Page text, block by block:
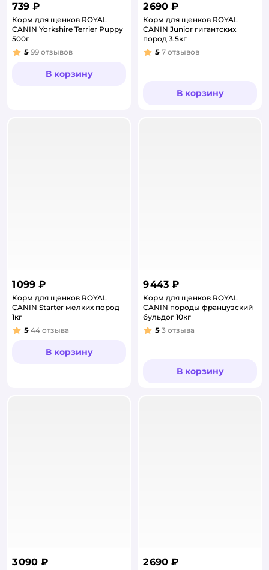
739 ₽
Корм для щенков ROYAL
CANIN Yorkshire Terrier Puppy
500г
Рейтинг:
5 99 отзывов
В корзину
2 690 ₽
Корм для щенков ROYAL
CANIN Junior гигантских
пород 3.5кг
Рейтинг:
5 7 отзывов
В корзину
1 099 ₽
Корм для щенков ROYAL
CANIN Starter мелких пород
1кг
Рейтинг:
5 44 отзыва
В корзину
9 443 ₽
Корм для щенков ROYAL
CANIN породы французский
бульдог 10кг
Рейтинг:
5 3 отзыва
В корзину
3 090 ₽ 2 690 ₽